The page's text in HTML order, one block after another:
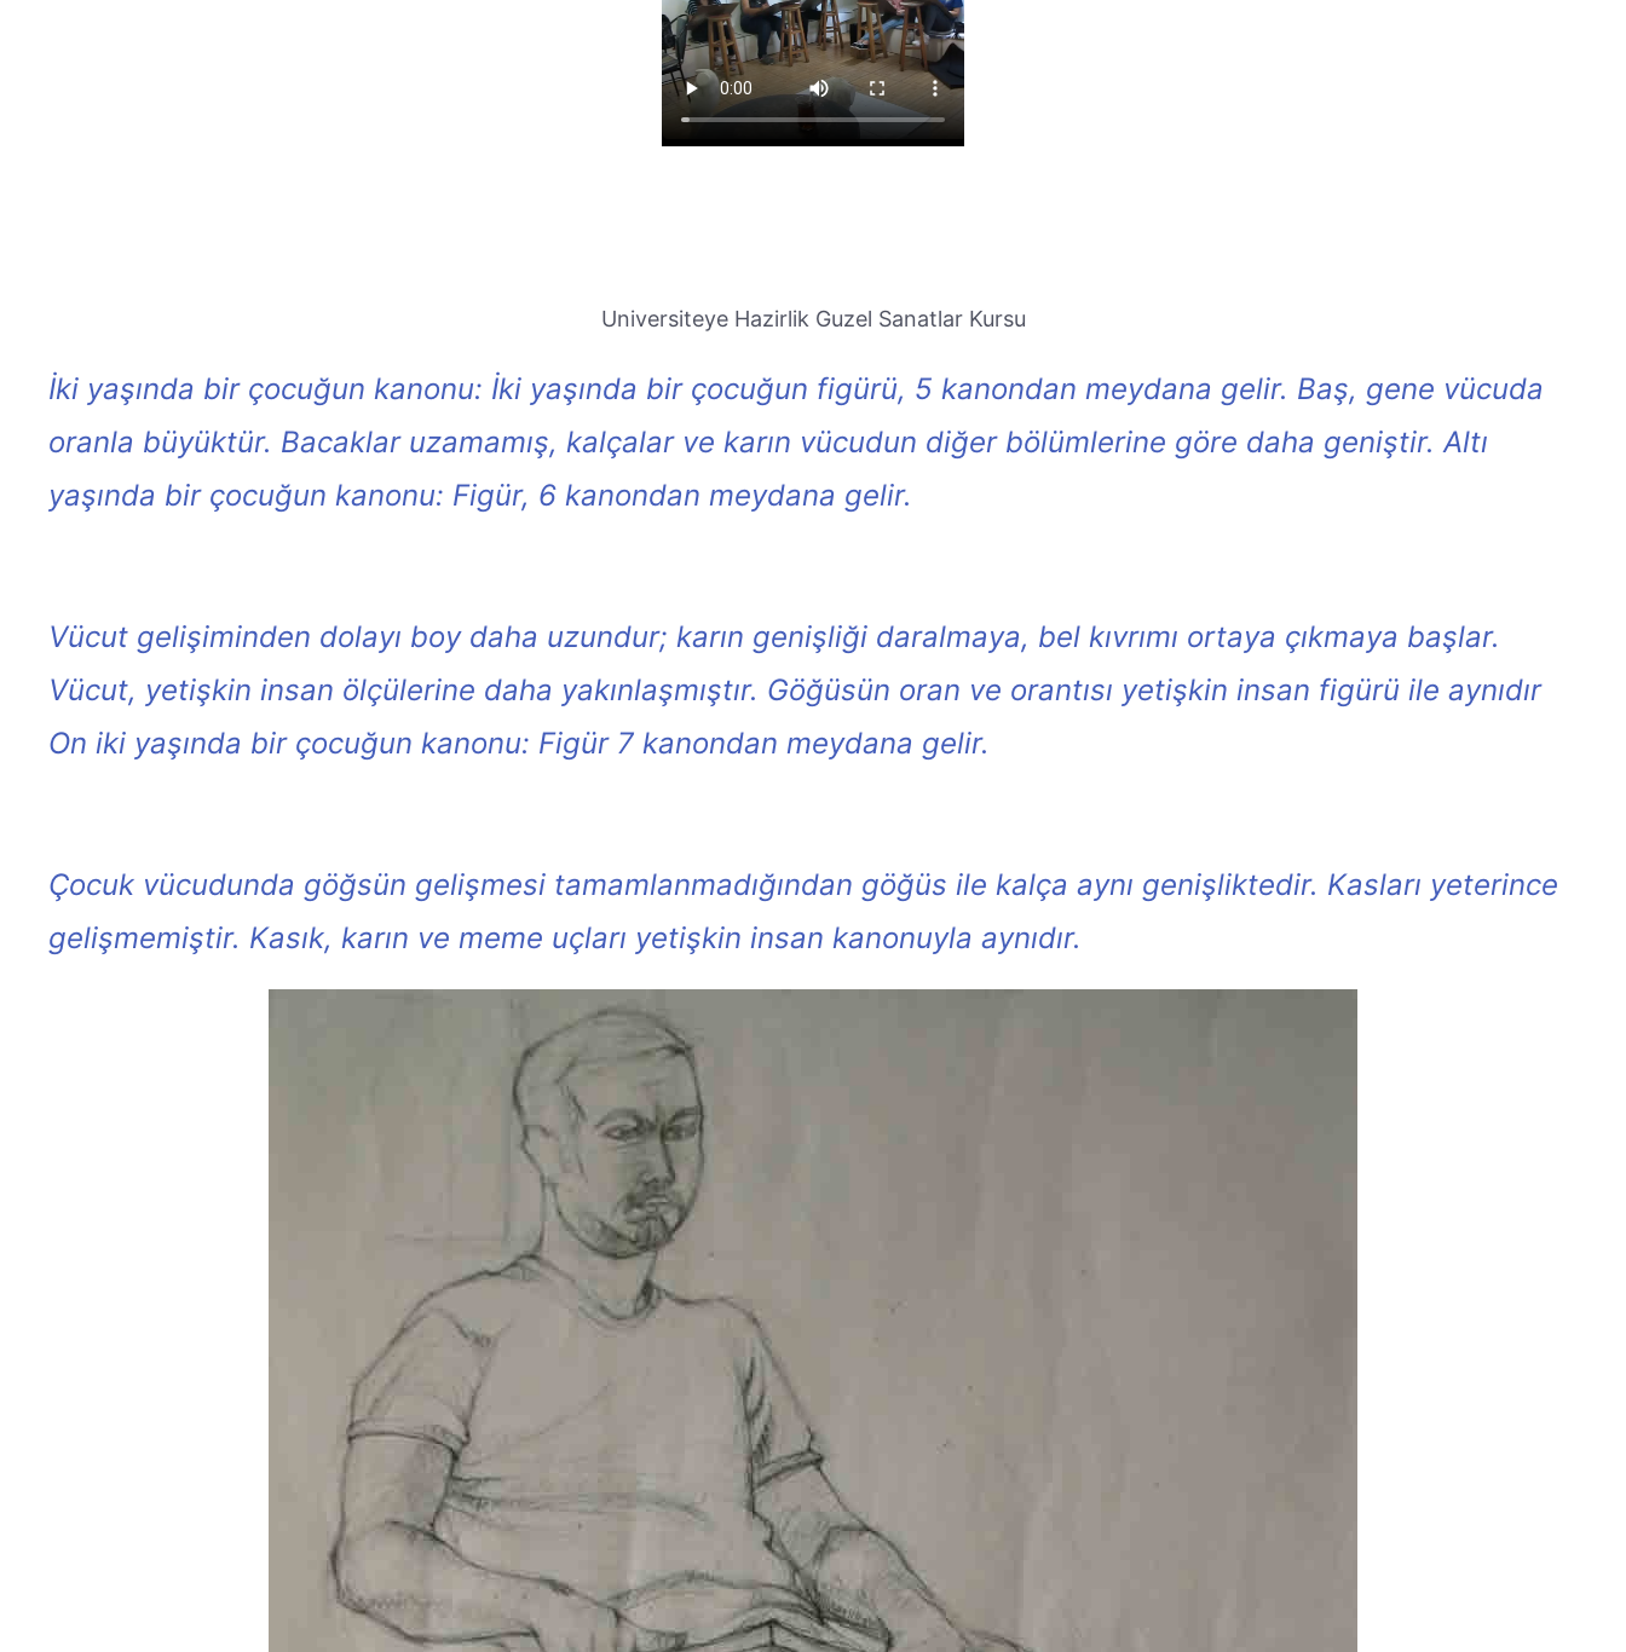
Universiteye Hazirlik Guzel Sanatlar Kursu
İki yaşında bir çocuğun kanonu: İki yaşında bir çocuğun figürü, 5 kanondan meydana gelir. Baş, gene vücuda
oranla büyüktür. Bacaklar uzamamış, kalçalar ve karın vücudun diğer bölümlerine göre daha geniştir.Altı
yaşında bir çocuğun kanonu: Figür, 6 kanondan meydana gelir.
Vücut gelişiminden dolayı boy daha uzundur; karın genişliği daralmaya, bel kıvrımı ortaya çıkmaya başlar.
Vücut, yetişkin insan ölçülerine daha yakınlaşmıştır. Göğüsün oran ve orantısı yetişkin insan figürü ile aynıdır
On iki yaşında bir çocuğun kanonu: Figür 7 kanondan meydana gelir.
Çocuk vücudunda göğsün gelişmesi tamamlanmadığından göğüs ile kalça aynı genişliktedir. Kasları yeterince
gelişmemiştir. Kasık, karın ve meme uçları yetişkin insan kanonuyla aynıdır.